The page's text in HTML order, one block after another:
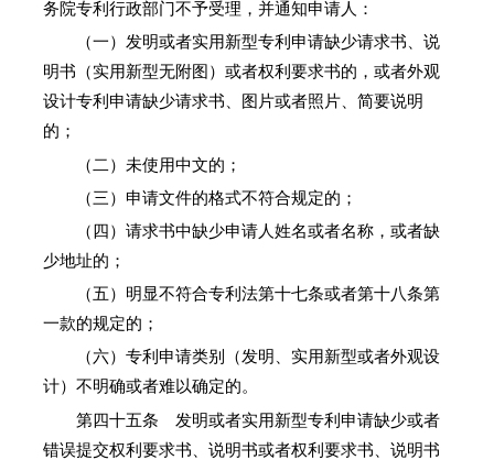
务院专利行政部门不予受理，并通知申请人：
（一）发明或者实用新型专利申请缺少请求书、说
明书（实用新型无附图）或者权利要求书的，或者外观
设计专利申请缺少请求书、图片或者照片、简要说明
的；
（二）未使用中文的；
（三）申请文件的格式不符合规定的；
（四）请求书中缺少申请人姓名或者名称，或者缺
少地址的；
（五）明显不符合专利法第十七条或者第十八条第
一款的规定的；
（六）专利申请类别（发明、实用新型或者外观设
计）不明确或者难以确定的。
第四十五条 发明或者实用新型专利申请缺少或者
错误提交权利要求书、说明书或者权利要求书、说明书